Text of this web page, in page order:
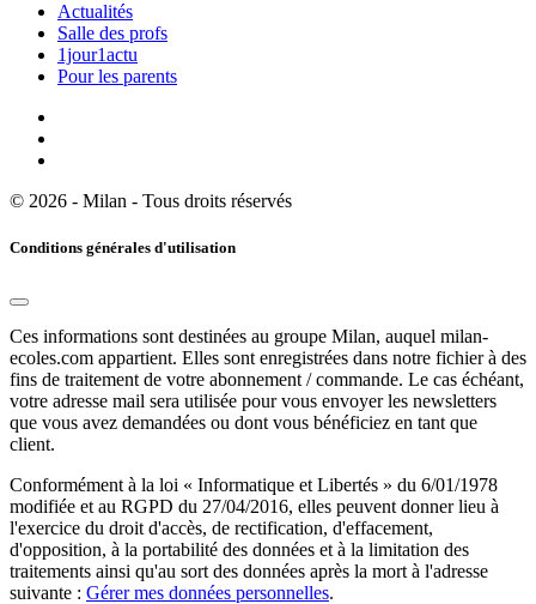
Actualités
Salle des profs
1jour1actu
Pour les parents
© 2026 - Milan - Tous droits réservés
Conditions générales d'utilisation
Ces informations sont destinées au groupe Milan, auquel milan-
ecoles.com appartient. Elles sont enregistrées dans notre fichier à des
fins de traitement de votre abonnement / commande. Le cas échéant,
votre adresse mail sera utilisée pour vous envoyer les newsletters
que vous avez demandées ou dont vous bénéficiez en tant que
client.
Conformément à la loi « Informatique et Libertés » du 6/01/1978
modifiée et au RGPD du 27/04/2016, elles peuvent donner lieu à
l'exercice du droit d'accès, de rectification, d'effacement,
d'opposition, à la portabilité des données et à la limitation des
traitements ainsi qu'au sort des données après la mort à l'adresse
suivante : Gérer mes données personnelles.